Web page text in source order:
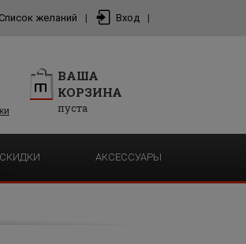
Список желаний | Вход |
ВАША
КОРЗИНА
пуста
СКИДКИ АКСЕССУАРЫ